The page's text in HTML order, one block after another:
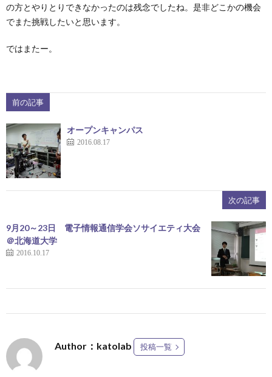
の方とやりとりできなかったのは残念でしたね。是非どこかの機会
でまた挑戦したいと思います。
ではまたー。
前の記事
オープンキャンパス
2016.08.17
次の記事
9月20～23日 電子情報通信学会ソサイエティ大会
＠北海道大学
2016.10.17
Author：katolab 投稿一覧